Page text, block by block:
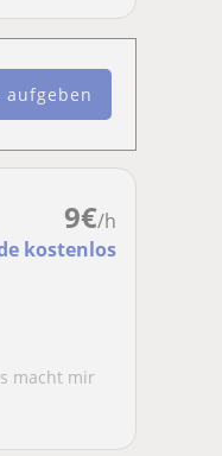
aufgeben
9€/h
kostenlos
macht mir